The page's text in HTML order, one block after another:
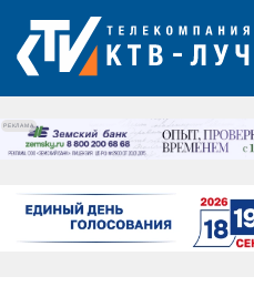
РЕКЛАМА